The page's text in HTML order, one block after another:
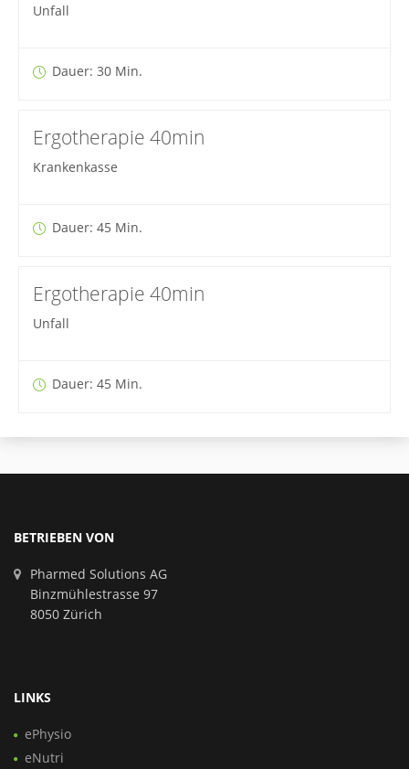
Unfall
Dauer: 30 Min.
Ergotherapie 40min
Krankenkasse
Dauer: 45 Min.
Ergotherapie 40min
Unfall
Dauer: 45 Min.
BETRIEBEN VON
Pharmed Solutions AG
Binzmühlestrasse 97
8050 Zürich
LINKS
ePhysio
eNutri